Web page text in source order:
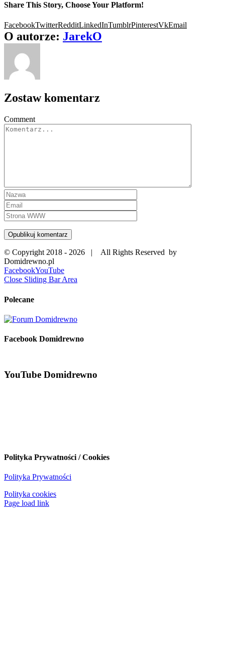
Share This Story, Choose Your Platform!
FacebookTwitterRedditLinkedInTumblrPinterestVkEmail
O autorze: JarekO
Zostaw komentarz
Comment
© Copyright 2018 - 2026 | All Rights Reserved by
Domidrewno.pl
FacebookYouTube
Close Sliding Bar Area
Polecane
Facebook Domidrewno
YouTube Domidrewno
Polityka Prywatności / Cookies
Polityka Prywatności
Polityka cookies
Page load link